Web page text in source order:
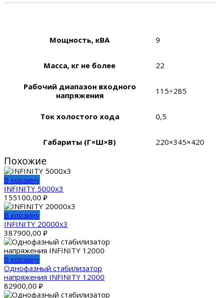
Мощность, кВА 9
Масса, кг не более 22
Рабочий диапазон входного
напряжения
115÷285
Ток холостого хода 0,5
Габариты (Г×Ш×В) 220×345×420
Похожие
В корзину
INFINITY 5000х3
155100,00 ₽
В корзину
INFINITY 20000х3
387900,00 ₽
В корзину
Однофазный стабилизатор
напряжения INFINITY 12000
82900,00 ₽